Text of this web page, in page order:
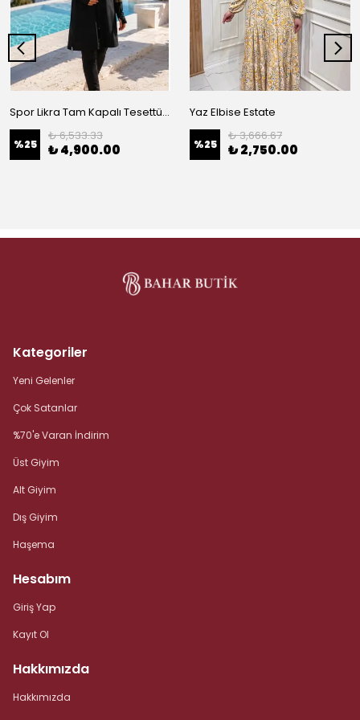
Spor Likra Tam Kapalı Tesettür Haşema
%25
₺ 6,533.33
₺ 4,900.00
Yaz Elbise Estate
%25
₺ 3,666.67
₺ 2,750.00
Kategoriler
Yeni Gelenler
Çok Satanlar
%70'e Varan İndirim
Üst Giyim
Alt Giyim
Dış Giyim
Haşema
Hesabım
Giriş Yap
Kayıt Ol
Hakkımızda
Hakkımızda